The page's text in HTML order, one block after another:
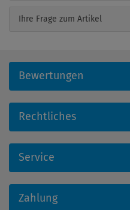
Ihre Frage zum Artikel
Bewertungen
Rechtliches
Service
Zahlung